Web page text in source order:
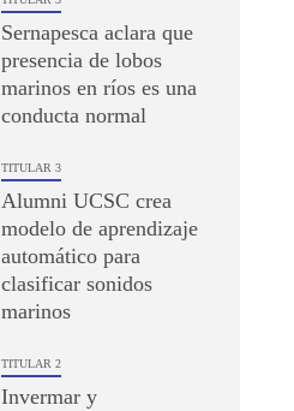
Sernapesca aclara que
presencia de lobos
marinos en ríos es una
conducta normal
TITULAR 3
Alumni UCSC crea
modelo de aprendizaje
automático para
clasificar sonidos
marinos
TITULAR 2
Invermar y